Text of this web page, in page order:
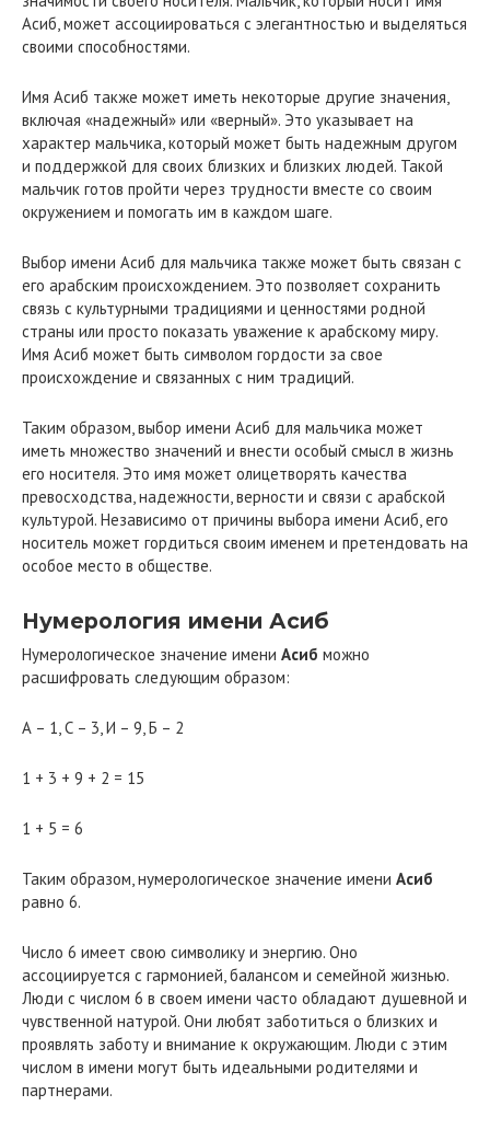
Асиб, может ассоциироваться с элегантностью и выделяться
своими способностями.
Имя Асиб также может иметь некоторые другие значения,
включая «надежный» или «верный». Это указывает на
характер мальчика, который может быть надежным другом
и поддержкой для своих близких и близких людей. Такой
мальчик готов пройти через трудности вместе со своим
окружением и помогать им в каждом шаге.
Выбор имени Асиб для мальчика также может быть связан с
его арабским происхождением. Это позволяет сохранить
связь с культурными традициями и ценностями родной
страны или просто показать уважение к арабскому миру.
Имя Асиб может быть символом гордости за свое
происхождение и связанных с ним традиций.
Таким образом, выбор имени Асиб для мальчика может
иметь множество значений и внести особый смысл в жизнь
его носителя. Это имя может олицетворять качества
превосходства, надежности, верности и связи с арабской
культурой. Независимо от причины выбора имени Асиб, его
носитель может гордиться своим именем и претендовать на
особое место в обществе.
Нумерология имени Асиб
Нумерологическое значение имени Асиб можно
расшифровать следующим образом:
А – 1, С – 3, И – 9, Б – 2
1 + 3 + 9 + 2 = 15
1 + 5 = 6
Таким образом, нумерологическое значение имени Асиб
равно 6.
Число 6 имеет свою символику и энергию. Оно
ассоциируется с гармонией, балансом и семейной жизнью.
Люди с числом 6 в своем имени часто обладают душевной и
чувственной натурой. Они любят заботиться о близких и
проявлять заботу и внимание к окружающим. Люди с этим
числом в имени могут быть идеальными родителями и
партнерами.